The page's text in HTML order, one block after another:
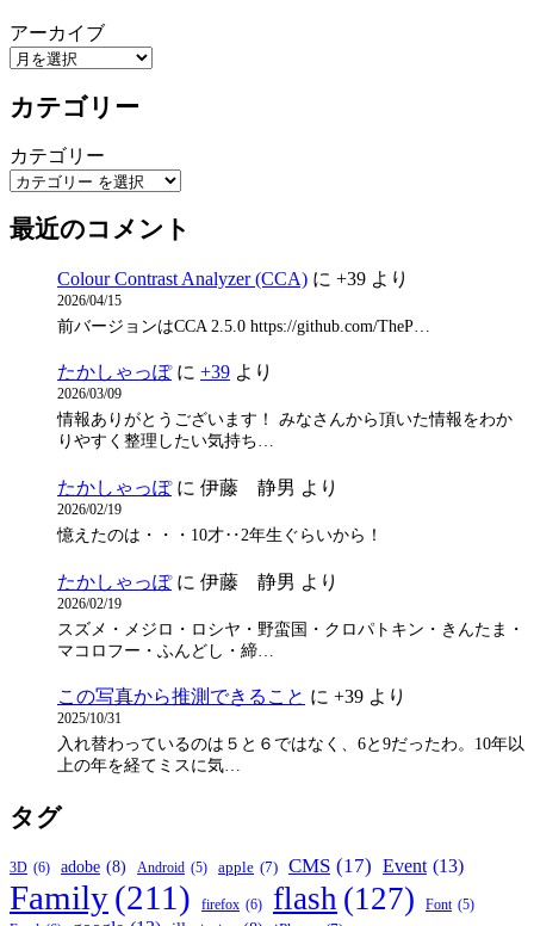
アーカイブ
カテゴリー
カテゴリー
最近のコメント
Colour Contrast Analyzer (CCA) に +39 より
2026/04/15
前バージョンはCCA 2.5.0 https://github.com/TheP…
たかしゃっぽに +39 より
2026/03/09
情報ありがとうございます！ みなさんから頂いた情報をわか
りやすく整理したい気持ち…
たかしゃっぽに 伊藤 静男 より
2026/02/19
憶えたのは・・・10才‥2年生ぐらいから！
たかしゃっぽに 伊藤 静男 より
2026/02/19
スズメ・メジロ・ロシヤ・野蛮国・クロパトキン・きんたま・
マコロフー・ふんどし・締…
この写真から推測できること に +39 より
2025/10/31
入れ替わっているのは５と６ではなく、6と9だったわ。10年以
上の年を経てミスに気…
タグ
3D (6) adobe (8) Android (5) apple (7) CMS (17) Event (13)
Family(211) firefox (6) flash (127) Font (5)